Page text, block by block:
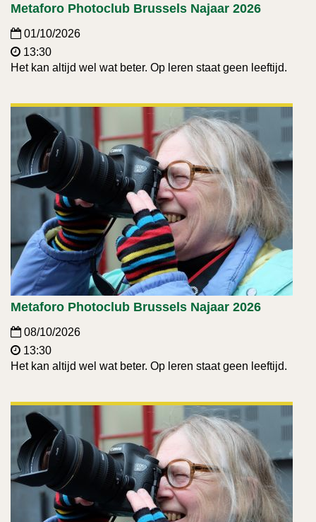
Metaforo Photoclub Brussels Najaar 2026
01/10/2026
13:30
Het kan altijd wel wat beter. Op leren staat geen leeftijd.
Metaforo Photoclub Brussels Najaar 2026
08/10/2026
13:30
Het kan altijd wel wat beter. Op leren staat geen leeftijd.